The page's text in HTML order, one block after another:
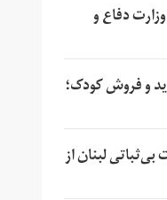
دفاع و
و فروش کودک؛
بی‌ثباتی لبنان از